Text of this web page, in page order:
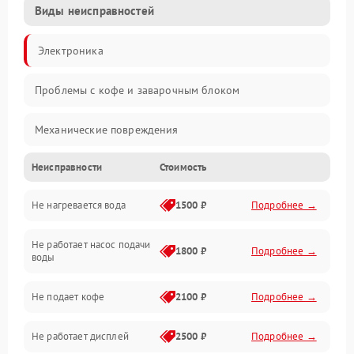
Виды неисправностей
Электроника
Проблемы с кофе и заварочным блоком
Механические повреждения
Прочие неисправности
Включение и работа
Проблемы с водой
Проблемы с капучинатором и паром
Управление и электроника
Неисправности Стоимость
Не нагревается вода 1500 ₽ Подробнее →
Не работает насос подачи
воды
1800 ₽ Подробнее →
Не подает кофе 2100 ₽ Подробнее →
Не работает дисплей 2500 ₽ Подробнее →